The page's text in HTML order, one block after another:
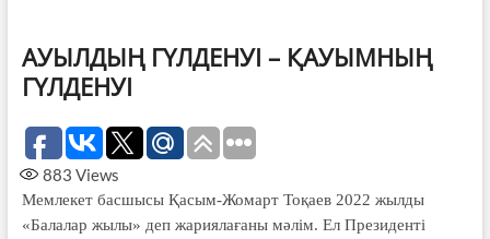
АУЫЛДЫҢ ГҮЛДЕНУІ – ҚАУЫМНЫҢ
ГҮЛДЕНУІ
883 Views
Мемлекет басшысы Қасым-Жомарт Тоқаев 2022 жылды
«Балалар жылы» деп жариялағаны мәлім. Ел Президенті